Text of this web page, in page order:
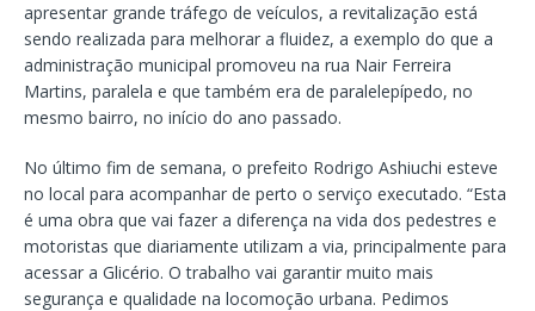
apresentar grande tráfego de veículos, a revitalização está
sendo realizada para melhorar a fluidez, a exemplo do que a
administração municipal promoveu na rua Nair Ferreira
Martins, paralela e que também era de paralelepípedo, no
mesmo bairro, no início do ano passado.
No último fim de semana, o prefeito Rodrigo Ashiuchi esteve
no local para acompanhar de perto o serviço executado. “Esta
é uma obra que vai fazer a diferença na vida dos pedestres e
motoristas que diariamente utilizam a via, principalmente para
acessar a Glicério. O trabalho vai garantir muito mais
segurança e qualidade na locomoção urbana. Pedimos